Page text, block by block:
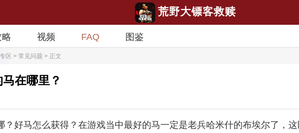
荒野大镖客救赎
略 视频 FAQ 图鉴
区 > 常见问题 > 正文
在哪里？
？好马怎么获得？在游戏当中最好的马一定是老兵哈米什的布埃尔了，